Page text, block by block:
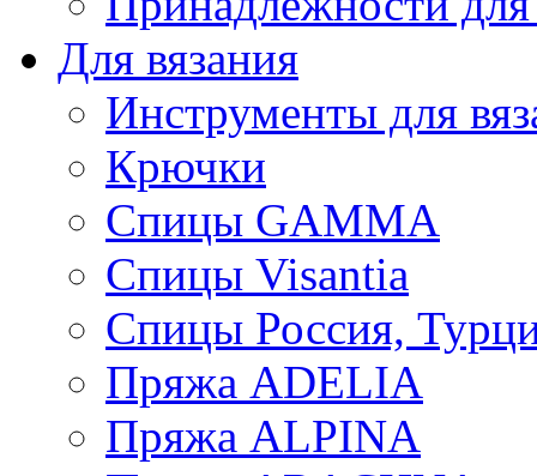
Для вязания
Инструменты для
Крючки
Спицы GAMMA
Спицы Visantia
Спицы Россия,
Пряжа ADELIA
Пряжа ALPINA